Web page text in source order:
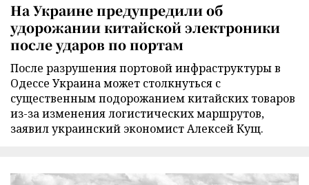
На Украине предупредили об
удорожании китайской электроники
после ударов по портам
После разрушения портовой инфраструктуры в
Одессе Украина может столкнуться с
существенным подорожанием китайских товаров
из-за изменения логистических маршрутов,
заявил украинский экономист Алексей Кущ.